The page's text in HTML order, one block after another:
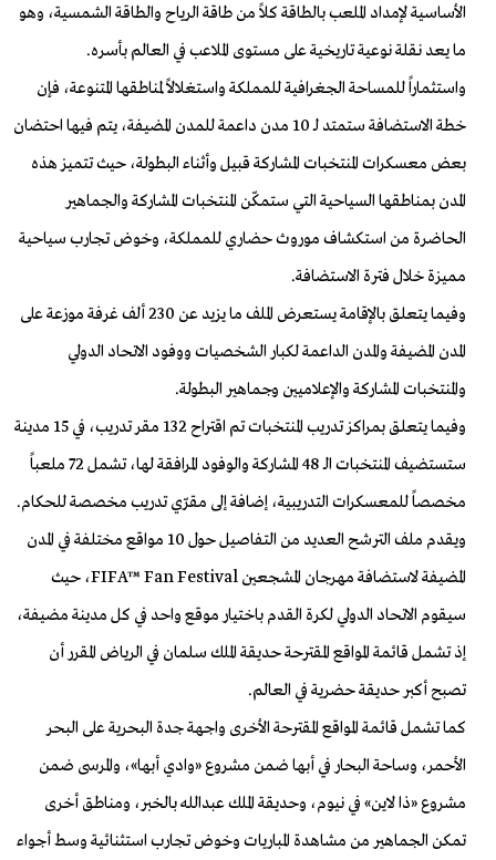
الأساسية لإمداد الملعب بالطاقة كلاً من طاقة الرياح والطاقة الشمسية، وهو
ما يعد نقلة نوعية تاريخية على مستوى الملاعب في العالم بأسره.
واستثماراً للمساحة الجغرافية للمملكة واستغلالاً لمناطقها المتنوعة، فإن
خطة الاستضافة ستمتد لـ 10 مدن داعمة للمدن المضيفة، يتم فيها احتضان
بعض معسكرات المنتخبات المشاركة قبيل وأثناء البطولة، حيث تتميز هذه
المدن بمناطقها السياحية التي ستمكّن المنتخبات المشاركة والجماهير
الحاضرة من استكشاف موروث حضاري للمملكة، وخوض تجارب سياحية
مميزة خلال فترة الاستضافة.
وفيما يتعلق بالإقامة يستعرض الملف ما يزيد عن 230 ألف غرفة موزعة على
المدن المضيفة والمدن الداعمة لكبار الشخصيات ووفود الاتحاد الدولي
والمنتخبات المشاركة والإعلاميين وجماهير البطولة.
وفيما يتعلق بمراكز تدريب المنتخبات تم اقتراح 132 مقر تدريب، في 15 مدينة
ستستضيف المنتخبات الـ 48 المشاركة والوفود المرافقة لها، تشمل 72 ملعباً
مخصصاً للمعسكرات التدريبية، إضافة إلى مقرّي تدريب مخصصة للحكام.
ويقدم ملف الترشح العديد من التفاصيل حول 10 مواقع مختلفة في المدن
المضيفة لاستضافة مهرجان المشجعين FIFA™ Fan Festival، حيث
سيقوم الاتحاد الدولي لكرة القدم باختيار موقع واحد في كل مدينة مضيفة،
إذ تشمل قائمة المواقع المقترحة حديقة الملك سلمان في الرياض المقرر أن
تصبح أكبر حديقة حضرية في العالم.
كما تشمل قائمة المواقع المقترحة الأخرى واجهة جدة البحرية على البحر
الأحمر، وساحة البحار في أبها ضمن مشروع «وادي أبها»، والمرسى ضمن
مشروع «ذا لاين» في نيوم، وحديقة الملك عبدالله بالخبر، ومناطق أخرى
تمكن الجماهير من مشاهدة المباريات وخوض تجارب استثنائية وسط أجواء